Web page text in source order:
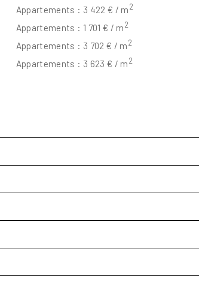
Appartements : 3 422 € / m2
Appartements : 1 701 € / m2
Appartements : 3 702 € / m2
Appartements : 3 623 € / m2